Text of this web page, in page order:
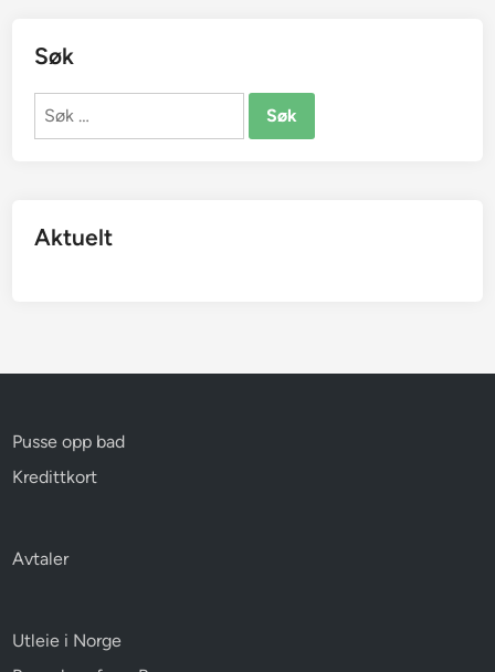
Søk
Søk
Aktuelt
Pusse opp bad
Kredittkort
Avtaler
Utleie i Norge